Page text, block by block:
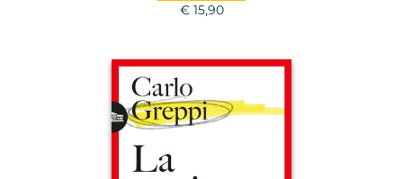
€ 15,90